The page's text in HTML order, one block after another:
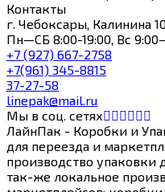
Контакты
г. Чебоксары, Калинина
Пн—СБ 8:00-19:00, Вс
+7 (927) 667-2758
+7(961) 345-8815
37-27-58
linepak@mail.ru
Мы в соц. сетях
ЛайнПак - Коробки и
для переезда и
производство упаковки
так-же локальное